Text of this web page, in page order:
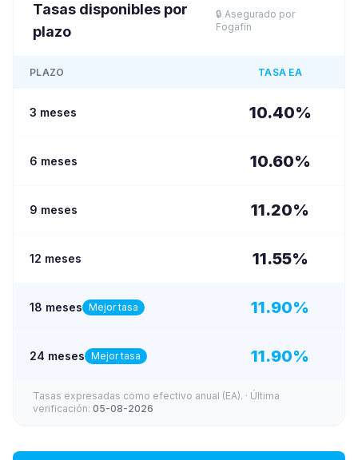
Tasas disponibles por
plazo
🔒 Asegurado por
Fogafín
PLAZO TASA EA
3 meses 10.40%
6 meses 10.60%
9 meses 11.20%
12 meses 11.55%
18 meses Mejor tasa 11.90%
24 meses Mejor tasa 11.90%
Tasas expresadas como efectivo anual (EA). · Última
verificación: 05-08-2026